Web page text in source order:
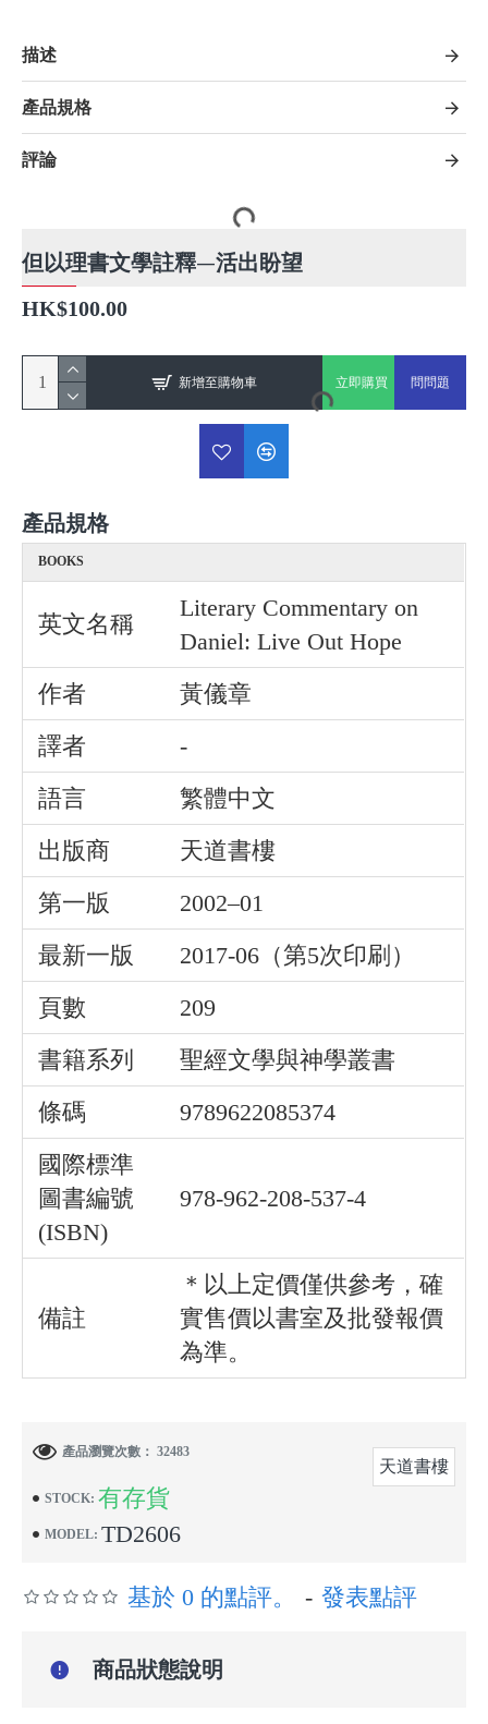
描述
產品規格
評論
但以理書文學註釋—活出盼望
產品規格
BOOKS
英文名稱
Literary Commentary on
Daniel: Live Out Hope
作者
黃儀章
譯者
-
語言
繁體中文
出版商
天道書樓
第一版
2002–01
最新一版
2017-06（第5次印刷）
頁數
209
書籍系列
聖經文學與神學叢書
條碼
9789622085374
國際標準
圖書編號
(ISBN)
978-962-208-537-4
備註
＊以上定價僅供參考，確
實售價以書室及批發報價
為準。
STOCK: 有存貨
MODEL: TD2606
天道書樓
產品瀏覽次數： 32483
基於 0 的點評。 - 發表點評
HK$100.00
新增至購物車 立即購買 問問題
商品狀態說明